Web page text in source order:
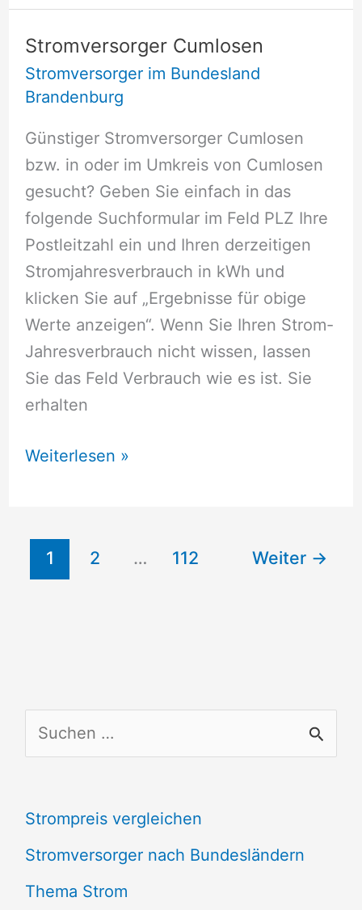
Stromversorger Cumlosen
Stromversorger im Bundesland
Brandenburg
Günstiger Stromversorger Cumlosen
bzw. in oder im Umkreis von Cumlosen
gesucht? Geben Sie einfach in das
folgende Suchformular im Feld PLZ Ihre
Postleitzahl ein und Ihren derzeitigen
Stromjahresverbrauch in kWh und
klicken Sie auf „Ergebnisse für obige
Werte anzeigen“. Wenn Sie Ihren Strom-
Jahresverbrauch nicht wissen, lassen
Sie das Feld Verbrauch wie es ist. Sie
erhalten
Stromversorger
Weiterlesen »
1 2 … 112 Weiter →
u
h
e
n
Strompreis vergleichen
Stromversorger nach Bundesländern
Thema Strom